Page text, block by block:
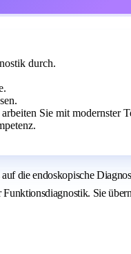
durch.
Sie mit modernster
die endoskopische
Sie